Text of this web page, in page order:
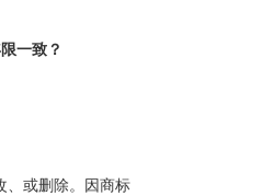
一致？
、或删除。因商标